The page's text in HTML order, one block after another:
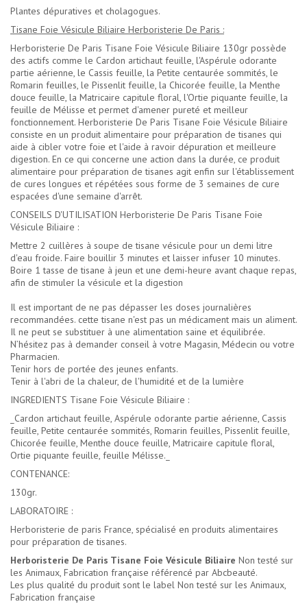
Plantes dépuratives et cholagogues.
Tisane Foie Vésicule Biliaire Herboristerie De Paris :
Herboristerie De Paris Tisane Foie Vésicule Biliaire 130gr possède
des actifs comme le Cardon artichaut feuille, l'Aspérule odorante
partie aérienne, le Cassis feuille, la Petite centaurée sommités, le
Romarin feuilles, le Pissenlit feuille, la Chicorée feuille, la Menthe
douce feuille, la Matricaire capitule floral, l'Ortie piquante feuille, la
feuille de Mélisse et permet d'amener pureté et meilleur
fonctionnement. Herboristerie De Paris Tisane Foie Vésicule Biliaire
consiste en un produit alimentaire pour préparation de tisanes qui
aide à cibler votre foie et l'aide à ravoir dépuration et meilleure
digestion. En ce qui concerne une action dans la durée, ce produit
alimentaire pour préparation de tisanes agit enfin sur l'établissement
de cures longues et répétées sous forme de 3 semaines de cure
espacées d'une semaine d'arrêt.
CONSEILS D'UTILISATION Herboristerie De Paris Tisane Foie
Vésicule Biliaire :
Mettre 2 cuillères à soupe de tisane vésicule pour un demi litre
d'eau froide. Faire bouillir 3 minutes et laisser infuser 10 minutes.
Boire 1 tasse de tisane à jeun et une demi-heure avant chaque repas,
afin de stimuler la vésicule et la digestion
Il est important de ne pas dépasser les doses journalières
recommandées. cette tisane n'est pas un médicament mais un aliment.
Il ne peut se substituer à une alimentation saine et équilibrée.
N’hésitez pas à demander conseil à votre Magasin, Médecin ou votre
Pharmacien.
Tenir hors de portée des jeunes enfants.
Tenir à l'abri de la chaleur, de l'humidité et de la lumière
INGREDIENTS Tisane Foie Vésicule Biliaire :
_Cardon artichaut feuille, Aspérule odorante partie aérienne, Cassis
feuille, Petite centaurée sommités, Romarin feuilles, Pissenlit feuille,
Chicorée feuille, Menthe douce feuille, Matricaire capitule floral,
Ortie piquante feuille, feuille Mélisse._
CONTENANCE:
130gr.
LABORATOIRE :
Herboristerie de paris France, spécialisé en produits alimentaires
pour préparation de tisanes.
Herboristerie De Paris Tisane Foie Vésicule Biliaire Non testé sur
les Animaux, Fabrication française référencé par Abcbeauté.
Les plus qualité du produit sont le label Non testé sur les Animaux,
Fabrication française